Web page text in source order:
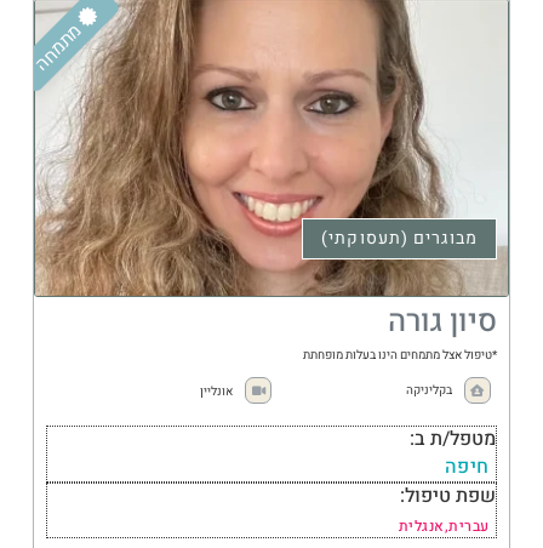
מבוגרים (תעסוקתי)
מתמחה
סיון גורה
*טיפול אצל מתמחים הינו בעלות מופחתת
בקליניקה אונליין
מטפל/ת ב:
חיפה
שפת טיפול:
עברית,אנגלית